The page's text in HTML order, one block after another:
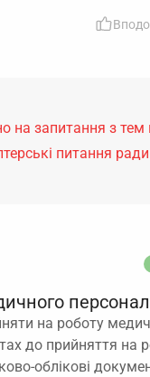
на запитання з тем
питання
на роботу
до прийняття на
облікові